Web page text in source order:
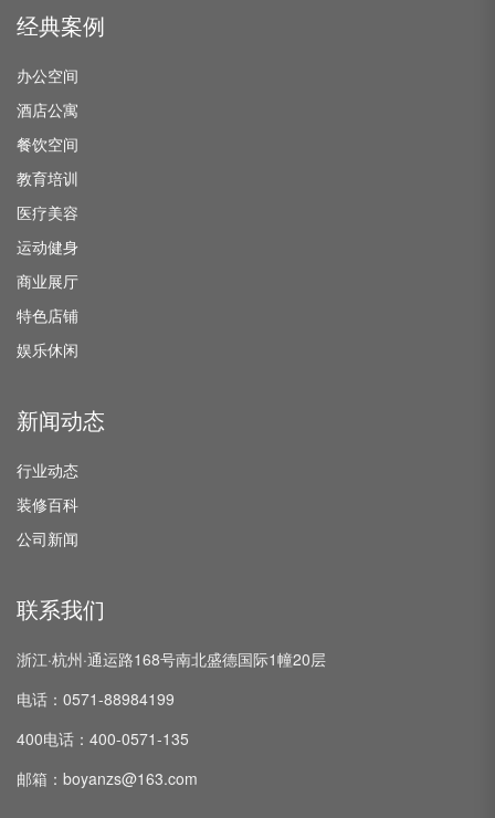
经典案例
办公空间
酒店公寓
餐饮空间
教育培训
医疗美容
运动健身
商业展厅
特色店铺
娱乐休闲
新闻动态
行业动态
装修百科
公司新闻
联系我们
浙江·杭州·通运路168号南北盛德国际1幢20层
电话：0571-88984199
400电话：400-0571-135
邮箱：boyanzs@163.com